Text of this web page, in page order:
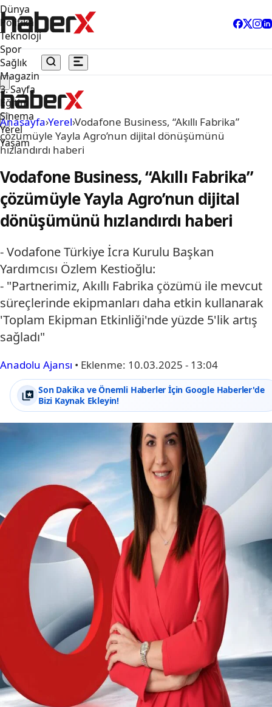
Dünya
Politika
Teknoloji
Spor
Sağlık
Magazin
3. Sayfa
Eğitim
Sinema
Yerel
Yaşam
Anasayfa›Yerel›Vodafone Business, “Akıllı Fabrika”
çözümüyle Yayla Agro’nun dijital dönüşümünü
hızlandırdı haberi
Vodafone Business, “Akıllı Fabrika”
çözümüyle Yayla Agro’nun dijital
dönüşümünü hızlandırdı haberi
- Vodafone Türkiye İcra Kurulu Başkan
Yardımcısı Özlem Kestioğlu:
- "Partnerimiz, Akıllı Fabrika çözümü ile mevcut
süreçlerinde ekipmanları daha etkin kullanarak
'Toplam Ekipman Etkinliği'nde yüzde 5'lik artış
sağladı"
Anadolu Ajansı • Eklenme: 10.03.2025 - 13:04
Son Dakika ve Önemli Haberler İçin Google Haberler'de
Bizi Kaynak Ekleyin!